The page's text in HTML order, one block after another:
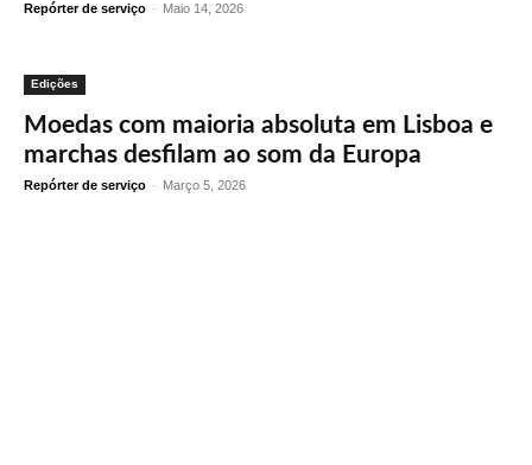
Repórter de serviço - Maio 14, 2026
Edições
Moedas com maioria absoluta em Lisboa e
marchas desfilam ao som da Europa
Repórter de serviço - Março 5, 2026